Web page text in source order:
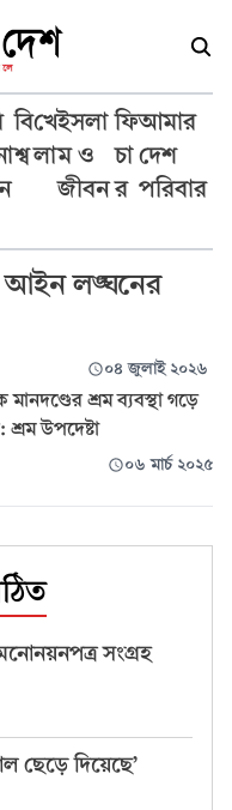
বি
শ্ব
খে
লা
ইসলা
ম ও
জীবন
ফি
চা
র
আমার
দেশ
পরিবার
আইন লঙ্ঘনের
০৪ জুলাই ২০২৬
মানদণ্ডের শ্রম ব্যবস্থা গড়ে
উপদেষ্টা
০৬ মার্চ ২০২৫
মনোনয়নপত্র সংগ্রহ
ছেড়ে দিয়েছে’